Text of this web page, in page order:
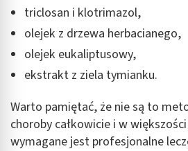
triclosan i klotrimazol,
olejek z drzewa herbacianego,
olejek eukaliptusowy,
ekstrakt z ziela tymianku.
Warto pamiętać, że nie są to
choroby całkowicie i w
wymagane jest profesjonalne